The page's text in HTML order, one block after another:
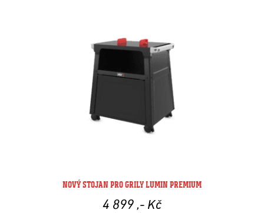
NOVÝ STOJAN PRO GRILY LUMIN PREMIUM
4 899 ,- Kč